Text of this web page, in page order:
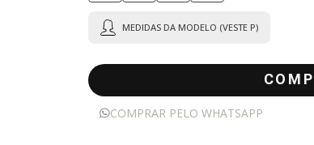
MEDIDAS DA MODELO (VESTE P)
COMPRAR PELO WHATSAPP